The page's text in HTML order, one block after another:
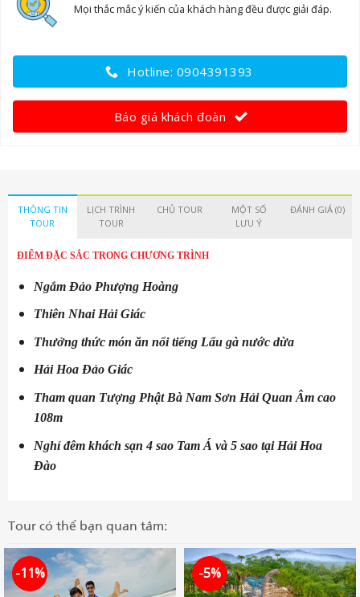
Mọi thắc mắc ý kiến của khách hàng đều được giải đáp.
Hotline: 0904391393
Báo giá khách đoàn
THÔNG TIN
TOUR
LỊCH TRÌNH
TOUR
CHỦ TOUR
MỘT SỐ
LƯU Ý
ĐÁNH GIÁ (0)
ĐIỂM ĐẶC SẮC TRONG CHƯƠNG TRÌNH
Ngắm Đảo Phượng Hoàng
Thiên Nhai Hải Giác
Thưởng thức món ăn nổi tiếng Lẩu gà nước dừa
Hải Hoa Đảo Giác
Tham quan Tượng Phật Bà Nam Sơn Hải Quan Âm cao
108m
Nghỉ đêm khách sạn 4 sao Tam Á và 5 sao tại Hải Hoa
Đào
Tour có thể bạn quan tâm:
-11% -5%